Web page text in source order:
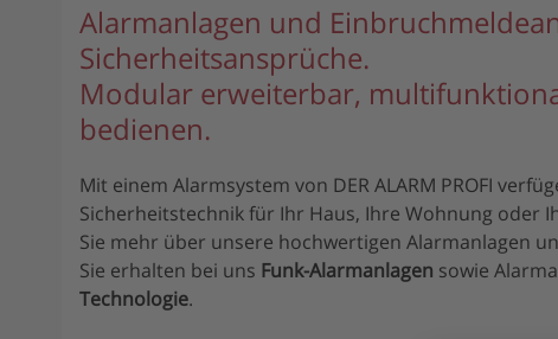
Alarmanlagen und
Sicherheitsansprüche.
Modular erweiterbar,
bedienen.
Mit einem Alarmsystem von DER ALARM PROFI
Sicherheitstechnik für Ihr Haus, Ihre Wohnung oder
Sie mehr über unsere hochwertigen Alarmanlagen
Sie erhalten bei uns Funk-Alarmanlagen sowie
Technologie.